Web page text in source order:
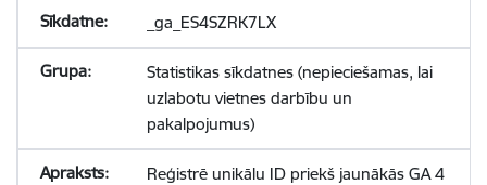
_ga_ES4SZRK7LX
Statistikas sīkdatnes (nepieciešamas, lai
uzlabotu vietnes darbību un
pakalpojumus)
Reģistrē unikālu ID priekš jaunākās GA 4